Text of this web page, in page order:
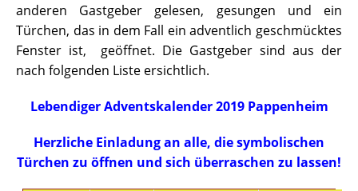
anderen Gastgeber gelesen, gesungen und ein
Türchen, das in dem Fall ein adventlich geschmücktes
Fenster ist, geöffnet. Die Gastgeber sind aus der
nach folgenden Liste ersichtlich.
Lebendiger Adventskalender 2019 Pappenheim
Herzliche Einladung an alle, die symbolischen
Türchen zu öffnen und sich überraschen zu lassen!